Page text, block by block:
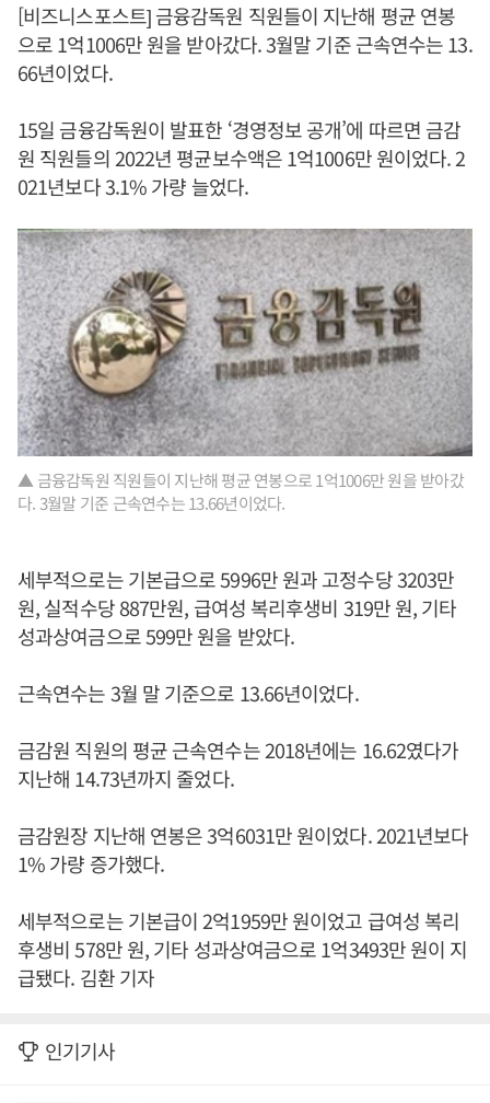
[비즈니스포스트] 금융감독원 직원들이 지난해 평균 연봉
으로 1억1006만 원을 받아갔다. 3월말 기준 근속연수는 13.
66년이었다.
15일 금융감독원이 발표한 ‘경영정보 공개’에 따르면 금감
원 직원들의 2022년 평균보수액은 1억1006만 원이었다. 2
021년보다 3.1% 가량 늘었다.
▲ 금융감독원 직원들이 지난해 평균 연봉으로 1억1006만 원을 받아갔
다. 3월말 기준 근속연수는 13.66년이었다.
세부적으로는 기본급으로 5996만 원과 고정수당 3203만
원, 실적수당 887만원, 급여성 복리후생비 319만 원, 기타
성과상여금으로 599만 원을 받았다.
근속연수는 3월 말 기준으로 13.66년이었다.
금감원 직원의 평균 근속연수는 2018년에는 16.62였다가
지난해 14.73년까지 줄었다.
금감원장 지난해 연봉은 3억6031만 원이었다. 2021년보다
1% 가량 증가했다.
세부적으로는 기본급이 2억1959만 원이었고 급여성 복리
후생비 578만 원, 기타 성과상여금으로 1억3493만 원이 지
급됐다. 김환 기자
인기기사